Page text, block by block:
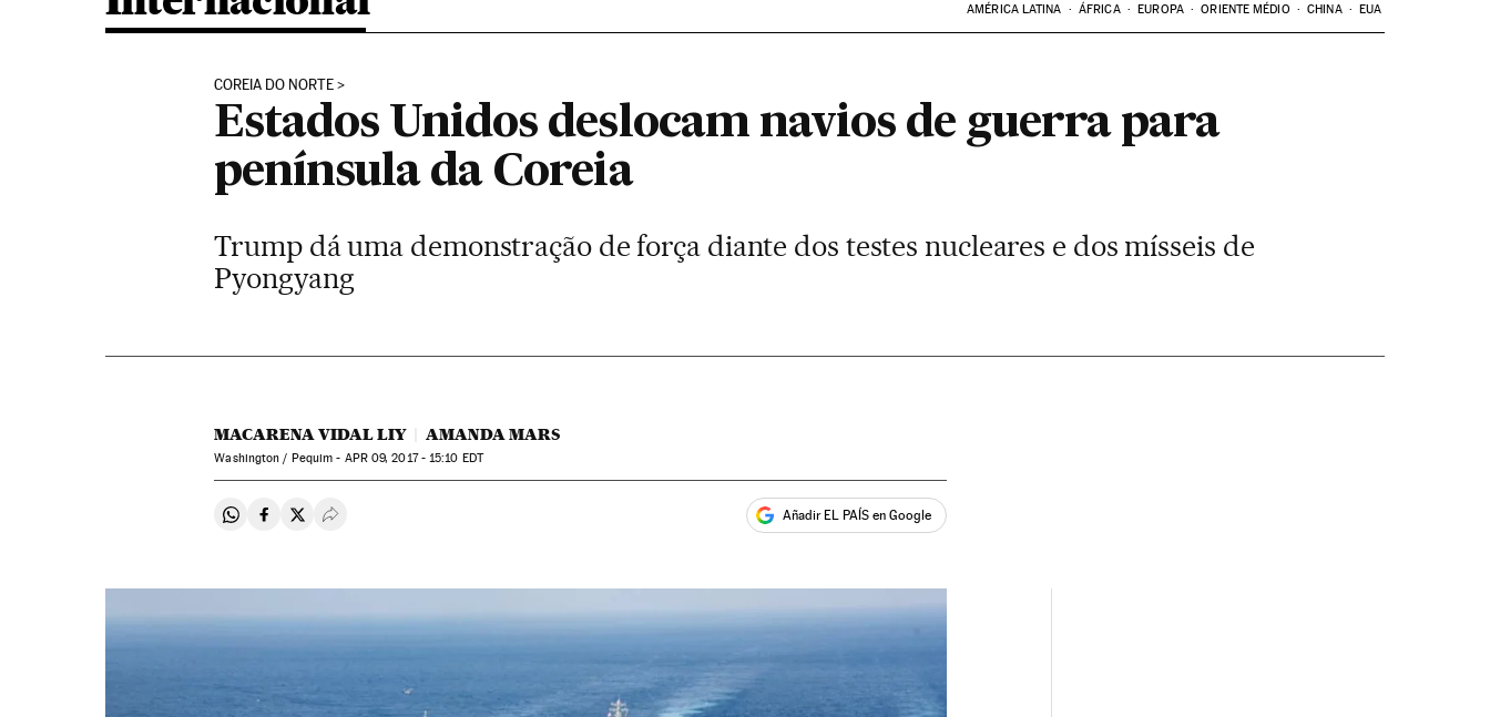
AMÉRICA LATINA ÁFRICA EUROPA ORIENTE MÉDIO CHINA EUA
COREIA DO NORTE
Estados Unidos deslocam navios de guerra para
península da Coreia
Trump dá uma demonstração de força diante dos testes nucleares e dos mísseis de
Pyongyang
MACARENA VIDAL LIY AMANDA MARS
Washington / Pequim - APR09, 2017 - 15:10 EDT
Compartir en Whatsapp
Compartir en Facebook
Compartir en Twitter
Desplegar Redes Sociales Añadir EL PAÍS en Google